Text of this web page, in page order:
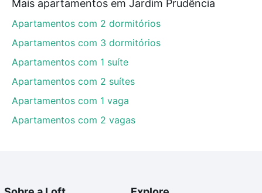
Mais apartamentos em Jardim Prudência
Apartamentos com 2 dormitórios
Apartamentos com 3 dormitórios
Apartamentos com 1 suíte
Apartamentos com 2 suítes
Apartamentos com 1 vaga
Apartamentos com 2 vagas